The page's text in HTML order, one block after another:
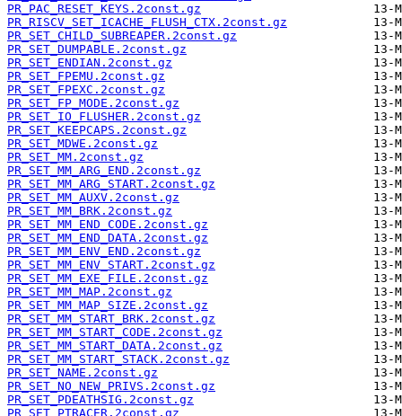
PR_PAC_RESET_KEYS.2const.gz
PR_RISCV_SET_ICACHE_FLUSH_CTX.2const.gz
PR_SET_CHILD_SUBREAPER.2const.gz
PR_SET_DUMPABLE.2const.gz
PR_SET_ENDIAN.2const.gz
PR_SET_FPEMU.2const.gz
PR_SET_FPEXC.2const.gz
PR_SET_FP_MODE.2const.gz
PR_SET_IO_FLUSHER.2const.gz
PR_SET_KEEPCAPS.2const.gz
PR_SET_MDWE.2const.gz
PR_SET_MM.2const.gz
PR_SET_MM_ARG_END.2const.gz
PR_SET_MM_ARG_START.2const.gz
PR_SET_MM_AUXV.2const.gz
PR_SET_MM_BRK.2const.gz
PR_SET_MM_END_CODE.2const.gz
PR_SET_MM_END_DATA.2const.gz
PR_SET_MM_ENV_END.2const.gz
PR_SET_MM_ENV_START.2const.gz
PR_SET_MM_EXE_FILE.2const.gz
PR_SET_MM_MAP.2const.gz
PR_SET_MM_MAP_SIZE.2const.gz
PR_SET_MM_START_BRK.2const.gz
PR_SET_MM_START_CODE.2const.gz
PR_SET_MM_START_DATA.2const.gz
PR_SET_MM_START_STACK.2const.gz
PR_SET_NAME.2const.gz
PR_SET_NO_NEW_PRIVS.2const.gz
PR_SET_PDEATHSIG.2const.gz
PR_SET_PTRACER.2const.gz